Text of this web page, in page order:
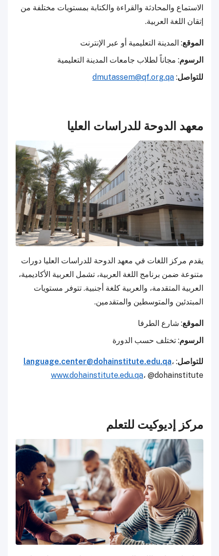
الاستماع والمحادثة والقراءة والكتابة بمستويات مختلفة من
إتقان اللغة العربية.
الموقع: المدينة التعليمية أو عبر الإنترنت
الرسوم: مجاناً لطلاب جامعات المدينة التعليمية
للتواصل:
dmutassem@qf.org.qa
معهد الدوحة للدراسات العليا
يقدم مركز اللغات في معهد الدوحة للدراسات العليا دورات
متنوعة ضمن برنامج اللغة العربية، تشمل العربية الأكاديمية،
العربية المتقدمة، والعربية كلغة أجنبية. تتوفر مستويات
المبتدئين والمتوسطين والمتقدمين.
الموقع: شارع الطرفا
الرسوم: تختلف حسب الدورة
للتواصل:
language.center@dohainstitute.edu.qa،
www.dohainstitute.edu.qa، @dohainstitute
مركز إديوكيت للتعلم